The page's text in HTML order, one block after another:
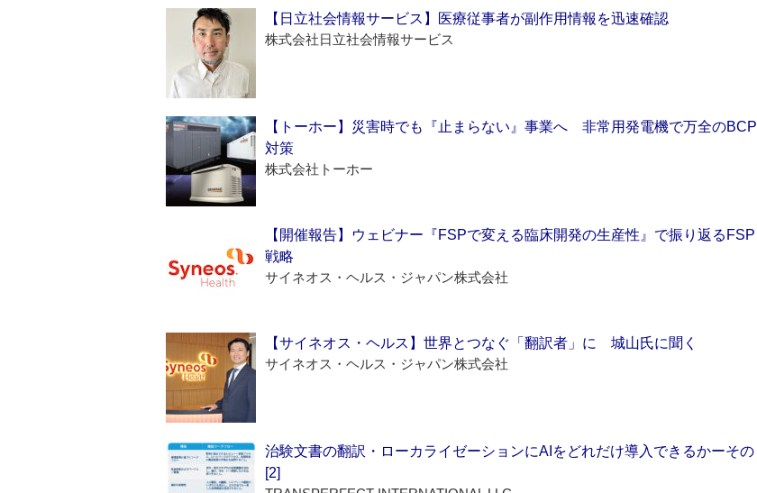
【日立社会情報サービス】医療従事者が副作用情報を迅速確認
株式会社日立社会情報サービス
【トーホー】災害時でも『止まらない』事業へ 非常用発電機で万全のBCP
対策
株式会社トーホー
【開催報告】ウェビナー『FSPで変える臨床開発の生産性』で振り返るFSP
戦略
サイネオス・ヘルス・ジャパン株式会社
【サイネオス・ヘルス】世界とつなぐ「翻訳者」に 城山氏に聞く
サイネオス・ヘルス・ジャパン株式会社
治験文書の翻訳・ローカライゼーションにAIをどれだけ導入できるかーその
[2]